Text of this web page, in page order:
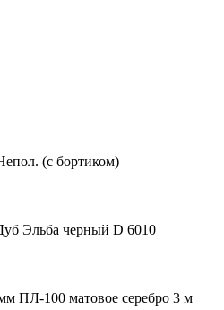
(с бортиком)
Эльба черный D 6010
ПЛ-100 матовое серебро 3 м